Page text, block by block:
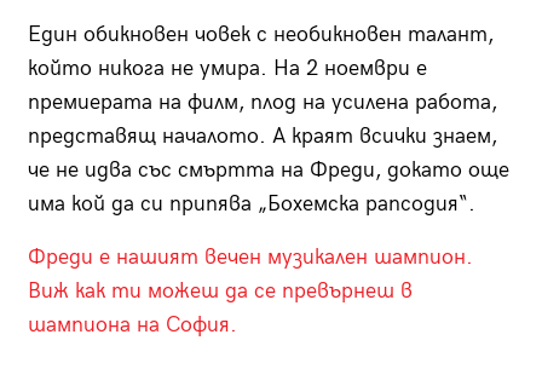
Един обикновен човек с необикновен талант,
който никога не умира. На 2 ноември е
премиерата на филм, плод на усилена работа,
представящ началото. А краят всички знаем,
че не идва със смъртта на Фреди, докато още
има кой да си припява „Бохемска рапсодия“.
Фреди е нашият вечен музикален шампион.
Виж как ти можеш да се превърнеш в
шампиона на София.